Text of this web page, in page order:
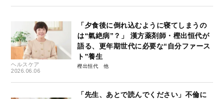
ヘルスケア
2026.06.06
「夕食後に倒れ込むように寝てしまうの
は“氣絶病”？」 漢方薬剤師・樫出恒代が
語る、更年期世代に必要な“自分ファース
ト”養生
樫出恒代
「先生、あとで読んでください」不倫に